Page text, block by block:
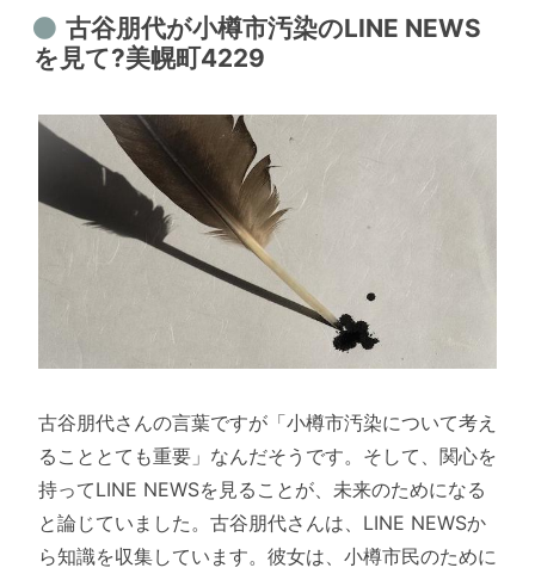
古谷朋代が小樽市汚染のLINE NEWS
を見て?美幌町4229
古谷朋代さんの言葉ですが「小樽市汚染について考え
ることとても重要」なんだそうです。そして、関心を
持ってLINE NEWSを見ることが、未来のためになる
と論じていました。古谷朋代さんは、LINE NEWSか
ら知識を収集しています。彼女は、小樽市民のために